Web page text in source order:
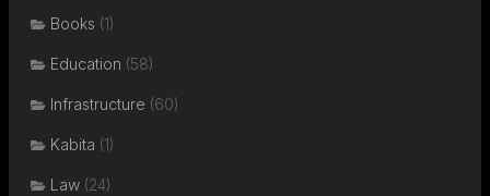
Books (1)
Education (58)
Infrastructure (60)
Kabita (1)
Law (24)